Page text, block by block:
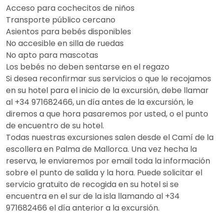
Acceso para cochecitos de niños
Transporte público cercano
Asientos para bebés disponibles
No accesible en silla de ruedas
No apto para mascotas
Los bebés no deben sentarse en el regazo
Si desea reconfirmar sus servicios o que le recojamos
en su hotel para el inicio de la excursión, debe llamar
al +34 971682466, un día antes de la excursión, le
diremos a que hora pasaremos por usted, o el punto
de encuentro de su hotel.
Todas nuestras excursiones salen desde el Camí de la
escollera en Palma de Mallorca. Una vez hecha la
reserva, le enviaremos por email toda la información
sobre el punto de salida y la hora. Puede solicitar el
servicio gratuito de recogida en su hotel si se
encuentra en el sur de la isla llamando al +34
971682466 el día anterior a la excursión.